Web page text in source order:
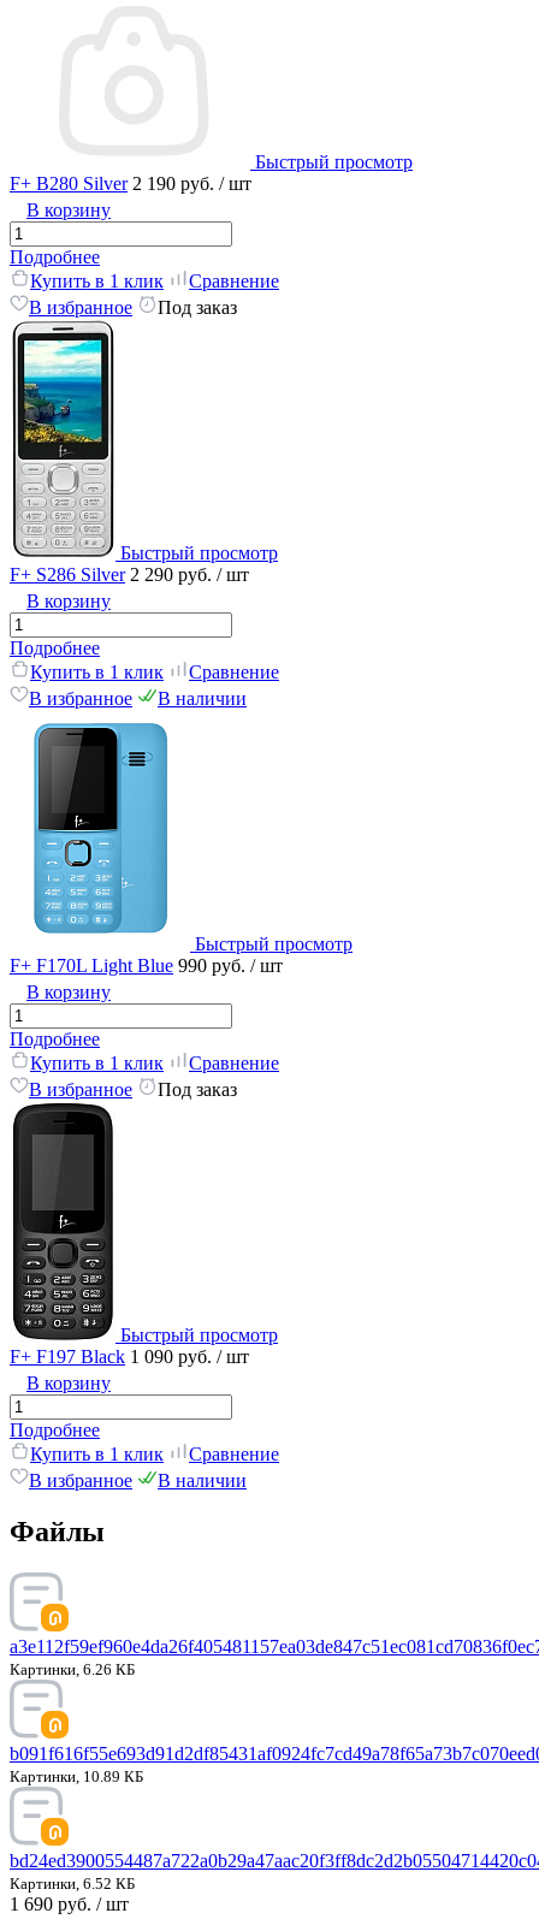
Быстрый просмотр
F+ B280 Silver 2 190 руб. / шт
В корзину
Подробнее
Купить в 1 клик
Сравнение
В избранное
Под заказ
Быстрый просмотр
F+ S286 Silver 2 290 руб. / шт
В корзину
Подробнее
Купить в 1 клик
Сравнение
В избранное
В наличии
Быстрый просмотр
F+ F170L Light Blue 990 руб. / шт
В корзину
Подробнее
Купить в 1 клик
Сравнение
В избранное
Под заказ
Быстрый просмотр
F+ F197 Black 1 090 руб. / шт
В корзину
Подробнее
Купить в 1 клик
Сравнение
В избранное
В наличии
Файлы
Картинки, 6.26 КБ
Картинки, 10.89 КБ
Картинки, 6.52 КБ
1 690 руб. / шт